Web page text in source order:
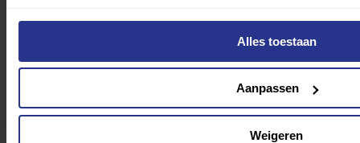
Alles toestaan
Aanpassen
Weigeren
ING BANK: NL80INGB0000005855